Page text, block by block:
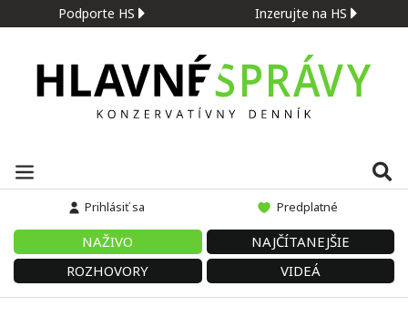
Podporte HS Inzerujte na HS
Prihlásiť sa Predplatné
NAŽIVO
NAJČÍTANEJŠIE
ROZHOVORY
VIDEÁ